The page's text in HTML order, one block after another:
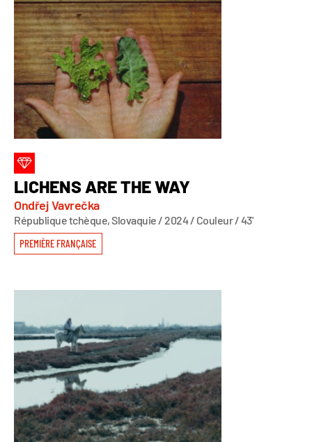
LICHENS ARE THE WAY
Ondřej Vavrečka
République tchèque, Slovaquie / 2024 / Couleur / 43'
PREMIÈRE FRANÇAISE